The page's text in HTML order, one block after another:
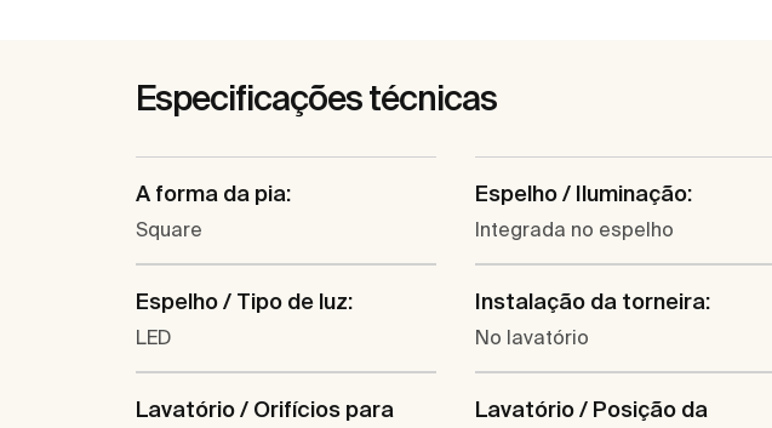
Especificações técnicas
A forma da pia:
Square
Espelho / Iluminação:
Integrada no espelho
Espelho / Tipo de luz:
LED
Instalação da torneira:
No lavatório
Lavatório / Orifícios para
Lavatório / Posição da